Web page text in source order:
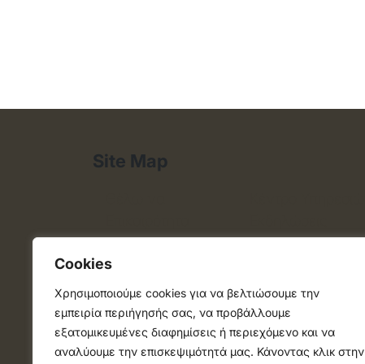
Cookies
Χρησιμοποιούμε cookies για να βελτιώσουμε την
εμπειρία περιήγησής σας, να προβάλλουμε
εξατομικευμένες διαφημίσεις ή περιεχόμενο και να
αναλύουμε την επισκεψιμότητά μας. Κάνοντας κλικ στην
Site Map
Δήμος
Pet Alert